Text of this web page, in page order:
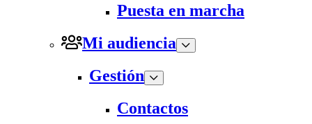
Puesta en marcha
Mi audiencia
Gestión
Contactos